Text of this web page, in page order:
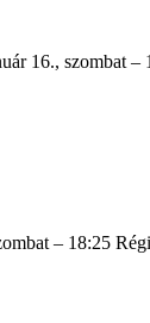
16., szombat
– 18:25